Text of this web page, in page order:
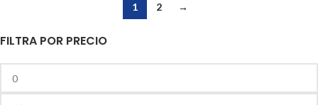
FILTRA POR PRECIO
1 2 →